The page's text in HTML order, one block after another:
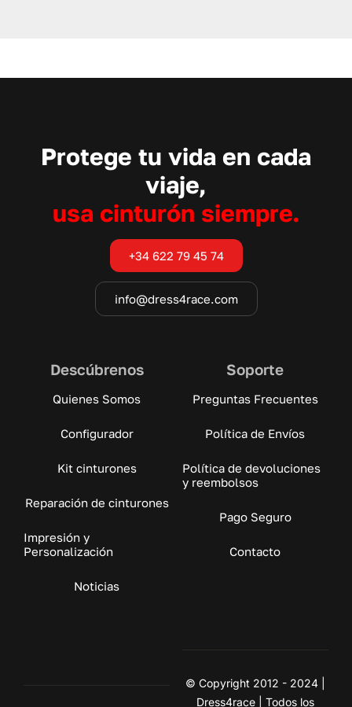
Protege tu vida en cada
viaje,
usa cinturón siempre.
+34 622 79 45 74
info@dress4race.com
Descúbrenos
Quienes Somos
Configurador
Kit cinturones
Reparación de cinturones
Impresión y
Personalización
Noticias
Soporte
Preguntas Frecuentes
Política de Envíos
Política de devoluciones
y reembolsos
Pago Seguro
Contacto
© Copyright 2012 - 2024 |
Dress4race | Todos los